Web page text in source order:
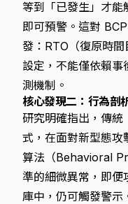
等到「已發生」才能
即可預警。這對
發：RTO（復原時
設定，不能僅依賴事
測機制。
核心發現二：行為剖
研究明確指出，傳
式，在面對新型態攻
算法（Behavioral
準的細微異常，即便
庫中，仍可觸發警